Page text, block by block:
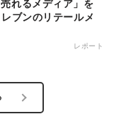
ブンのリテールメ
レポート